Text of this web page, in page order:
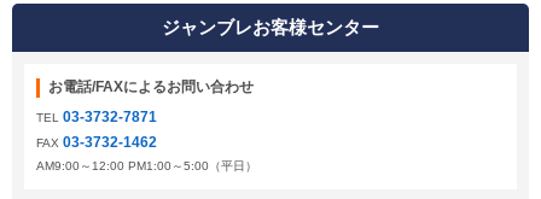
ジャンブレお客様センター
お電話/FAXによるお問い合わせ
TEL 03-3732-7871
FAX 03-3732-1462
AM9:00～12:00 PM1:00～5:00（平日）